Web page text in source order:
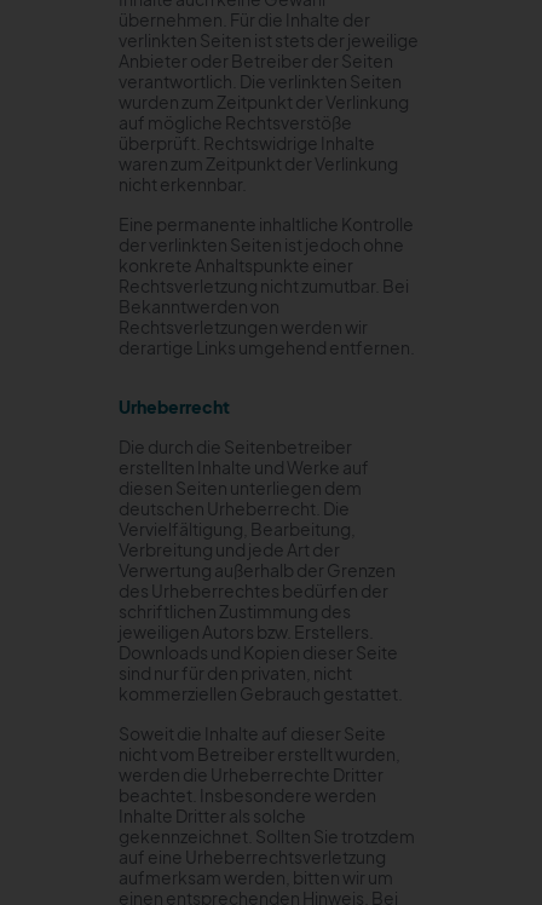
übernehmen. Für die Inhalte der
verlinkten Seiten ist stets der jeweilige
Anbieter oder Betreiber der Seiten
verantwortlich. Die verlinkten Seiten
wurden zum Zeitpunkt der Verlinkung
auf mögliche Rechtsverstöße
überprüft. Rechtswidrige Inhalte
waren zum Zeitpunkt der Verlinkung
nicht erkennbar.
Eine permanente inhaltliche Kontrolle
der verlinkten Seiten ist jedoch ohne
konkrete Anhaltspunkte einer
Rechtsverletzung nicht zumutbar. Bei
Bekanntwerden von
Rechtsverletzungen werden wir
derartige Links umgehend entfernen.
Urheberrecht
Die durch die Seitenbetreiber
erstellten Inhalte und Werke auf
diesen Seiten unterliegen dem
deutschen Urheberrecht. Die
Vervielfältigung, Bearbeitung,
Verbreitung und jede Art der
Verwertung außerhalb der Grenzen
des Urheberrechtes bedürfen der
schriftlichen Zustimmung des
jeweiligen Autors bzw. Erstellers.
Downloads und Kopien dieser Seite
sind nur für den privaten, nicht
kommerziellen Gebrauch gestattet.
Soweit die Inhalte auf dieser Seite
nicht vom Betreiber erstellt wurden,
werden die Urheberrechte Dritter
beachtet. Insbesondere werden
Inhalte Dritter als solche
gekennzeichnet. Sollten Sie trotzdem
auf eine Urheberrechtsverletzung
aufmerksam werden, bitten wir um
einen entsprechenden Hinweis. Bei